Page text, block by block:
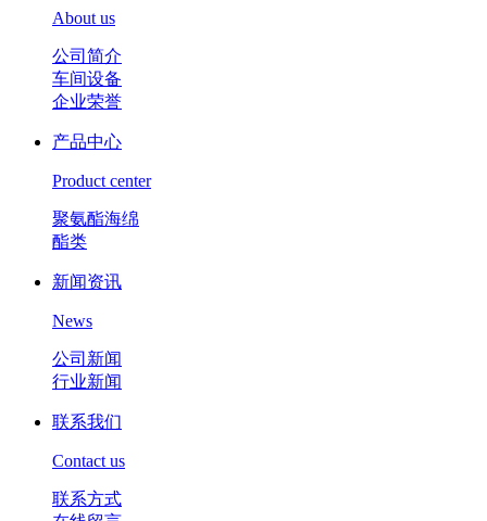
About us
公司简介
车间设备
企业荣誉
产品中心
Product center
聚氨酯海绵
酯类
新闻资讯
News
公司新闻
行业新闻
联系我们
Contact us
联系方式